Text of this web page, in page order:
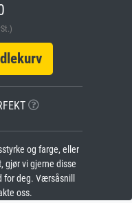
og farge, eller
gjør vi gjerne disse
deg. Værsåsnill
oss.